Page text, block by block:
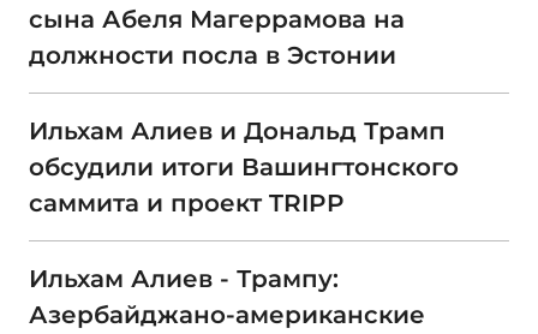
сына Абеля Магеррамова на
должности посла в Эстонии
Ильхам Алиев и Дональд Трамп
обсудили итоги Вашингтонского
саммита и проект TRIPP
Ильхам Алиев - Трампу:
Азербайджано-американские